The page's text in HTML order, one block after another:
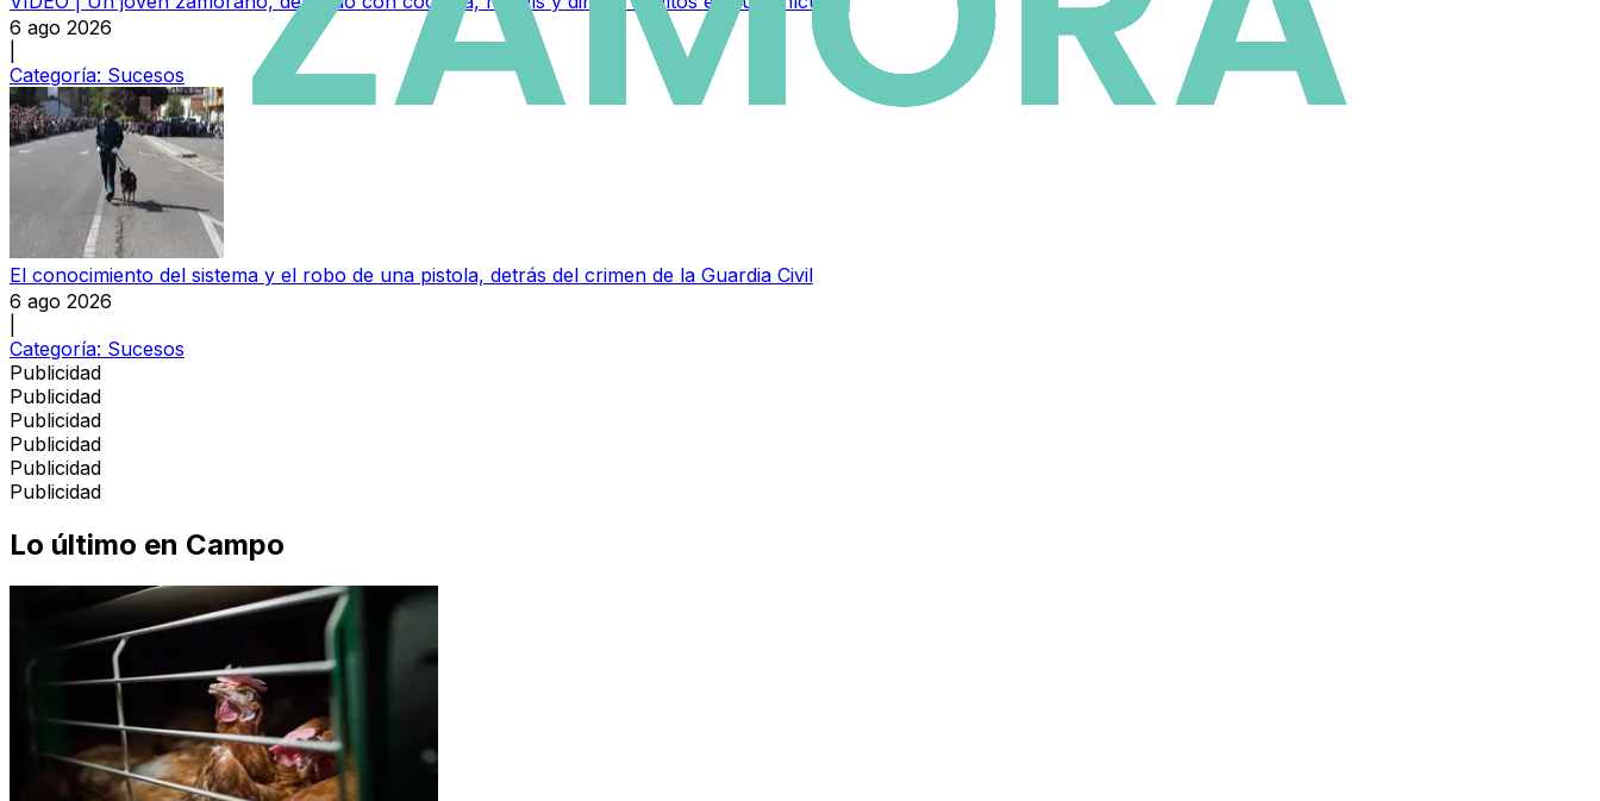
6 ago 2026
Categoría: Sucesos
El conocimiento del sistema y el robo de una pistola, detrás del crimen de la Guardia Civil
6 ago 2026
Categoría: Sucesos
Publicidad
Publicidad
Publicidad
Publicidad
Publicidad
Publicidad
Lo último en Campo